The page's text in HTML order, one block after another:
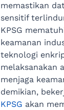
memastikan
sensitif
KPSG
keamanan
teknologi
melaksanakan
menjaga
demikian,
KPSG akan